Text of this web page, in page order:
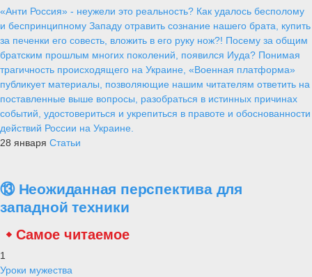
«Анти Россия» - неужели это реальность? Как удалось бесполому
и беспринципному Западу отравить сознание нашего брата, купить
за печенки его совесть, вложить в его руку нож?! Посему за общим
братским прошлым многих поколений, появился Иуда? Понимая
трагичность происходящего на Украине, «Военная платформа»
публикует материалы, позволяющие нашим читателям ответить на
поставленные выше вопросы, разобраться в истинных причинах
событий, удостовериться и укрепиться в правоте и обоснованности
действий России на Украине.
28 января Статьи
⑬ Неожиданная перспектива для
западной техники
Самое читаемое
1
Уроки мужества